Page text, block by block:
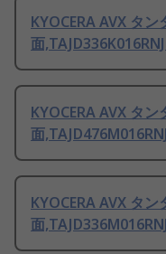
KYOCERA AVX タ
面
KYOCERA AVX タ
面
KYOCERA AVX タ
面